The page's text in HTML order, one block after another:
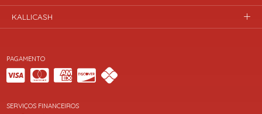
PAGAMENTO
SERVIÇOS FINANCEIROS
KALLICASH